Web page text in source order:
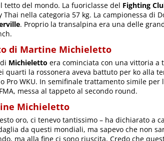
tetto del mondo. La fuoriclasse del Fighting
nella categoria 57 kg. La campionessa di
. Proprio la transalpina era una delle
di Martine Michieletto
Michieletto era cominciata con una vittoria
quarti la rossonera aveva battuto per ko alla
Pro WKU. In semifinale trattamento simile per
messa al tappeto al secondo round.
Michieletto
oro, ci tenevo tantissimo – ha dichiarato a
da questi mondiali, ma sapevo che non
ma alla fine ci sono riuscita. Credo che